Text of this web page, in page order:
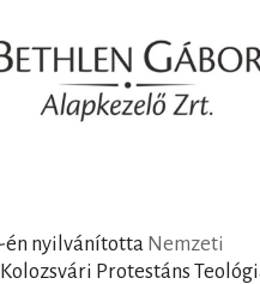
én nyilvánította Nemzeti
Protestáns